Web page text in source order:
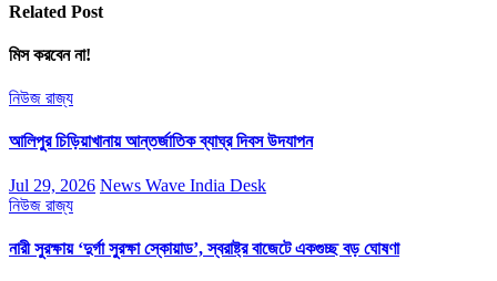
Related Post
মিস করবেন না!
নিউজ রাজ্য
আলিপুর চিড়িয়াখানায় আন্তর্জাতিক ব্যাঘ্র দিবস উদযাপন
Jul 29, 2026 News Wave India Desk
নিউজ রাজ্য
নারী সুরক্ষায় ‘দুর্গা সুরক্ষা স্কোয়াড’, স্বরাষ্ট্র বাজেটে একগুচ্ছ বড় ঘোষণা